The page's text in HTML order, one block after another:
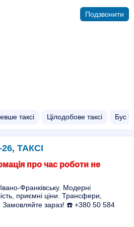
Подзвонити
таксі Цілодобове таксі Бус
ТАКСІ
про час роботи не
Франківську. Модерні
приємні ціни. Трансфери,
Замовляйте зараз! ☎️ +380 50 584